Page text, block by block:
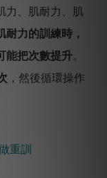
力、肌耐力、肌
耐力的訓練時，
能把次數提升。
，然後循環操作
重訓